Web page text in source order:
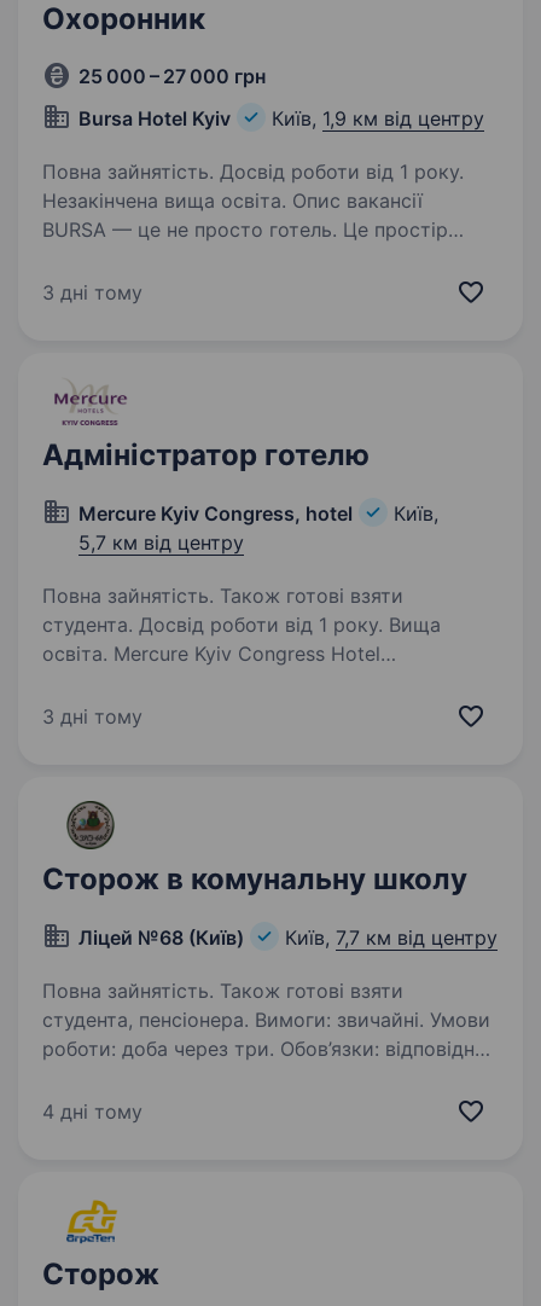
Охоронник
25 000 – 27 000 грн
Bursa Hotel Kyiv
Київ, 1,9 км від центру
Повна зайнятість. Досвід роботи від 1 року.
Незакінчена вища освіта. Опис вакансії
BURSA — це не просто готель. Це простір
людину, яка не стоїть «на вході», а відчуває
3 дні тому
Адміністратор готелю
Mercure Kyiv Congress, hotel
Київ,
5,7 км від центру
Повна зайнятість. Також готові взяти
студента. Досвід роботи від 1 року. Вища
освіта. Mercure Kyiv Congress Hotel
прийому та розміщення. Ми — команда, яка
кандидат, якщо:…
3 дні тому
Сторож в комунальну школу
Ліцей №68 (Київ) Київ, 7,7 км від центру
Повна зайнятість. Також готові взяти
студента, пенсіонера. Вимоги: звичайні. Умови
роботи: доба через три. Обов’язки: відповідно
4 дні тому
Сторож